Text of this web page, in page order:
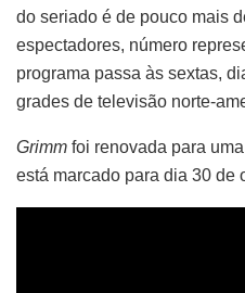
do seriado é de pouco mais
espectadores, número
programa passa às sextas,
grades de televisão norte-
Grimm foi renovada para
está marcado para dia 30 de